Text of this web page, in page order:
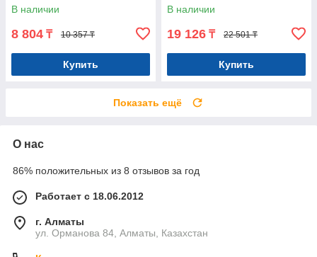
В наличии
8 804 ₸ 10 357 ₸
Купить
В наличии
19 126 ₸ 22 501 ₸
Купить
Показать ещё
О нас
86% положительных из 8 отзывов за год
Работает с 18.06.2012
г. Алматы
ул. Орманова 84, Алматы, Казахстан